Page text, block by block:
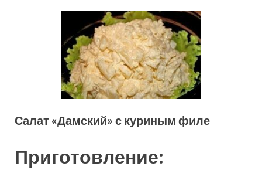
Салат «Дамский» с куриным филе
Приготовление: